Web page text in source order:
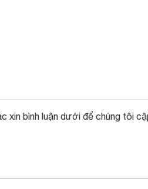
xin bình luận dưới để chúng tôi